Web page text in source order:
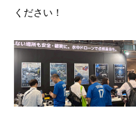
ください！